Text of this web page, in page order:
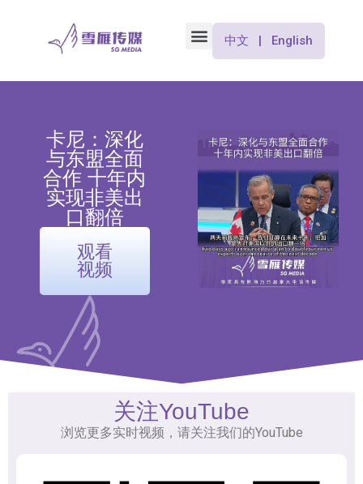
中文 | English
卡尼：深化
与东盟全面
合作 十年内
实现非美出
口翻倍
观看
视频
关注YouTube
浏览更多实时视频，请关注我们的YouTube